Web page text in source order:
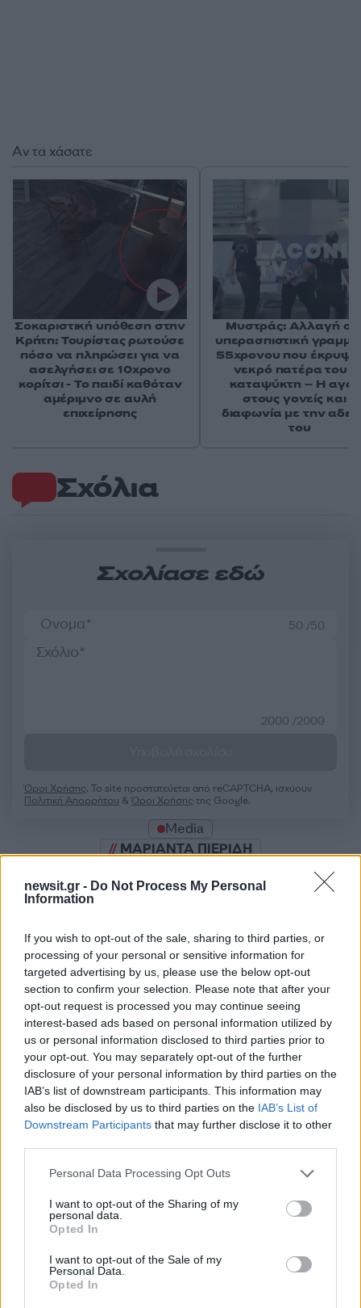
newsit.gr - Do Not Process My Personal
Information
If you wish to opt-out of the sale, sharing to third parties, or
processing of your personal or sensitive information for
targeted advertising by us, please use the below opt-out
section to confirm your selection. Please note that after your
opt-out request is processed you may continue seeing
interest-based ads based on personal information utilized by
us or personal information disclosed to third parties prior to
your opt-out. You may separately opt-out of the further
disclosure of your personal information by third parties on the
IAB’s list of downstream participants. This information may
also be disclosed by us to third parties on the IAB’s List of
Downstream Participants that may further disclose it to other
Please note that this website/app uses one or more Google
not limited to your visit or usage behaviour. You may click to
grant or deny consent to Google and its third-party tags to
use your data for below specified purposes in below Google
consent section.
Personal Data Processing Opt Outs
I want to opt-out of the Sharing of my
personal data.
Opted In
I want to opt-out of the Sale of my
Personal Data.
Opted In
Σχόλια
Σχολίασε εδώ
50 /50
2000 /2000
Όροι Χρήσης. Το site προστατεύεται από reCAPTCHA, ισχύουν
Πολιτική Απορρήτου &Όροι Χρήσης της Google.
Media
ΜΑΡΙΑΝΤΑ ΠΙΕΡΙΔΗ
Share:
ενημερωθείτε πρώτοι για όλη την ειδησεογραφία και τα
τελευταία νέατης ημέρας
Αν τα χάσατε
Σοκαριστική υπόθεση στην
Κρήτη: Τουρίστας ρωτούσε
πόσο να πληρώσει για να
ασελγήσει σε 10χρονο
κορίτσι - Το παιδί καθόταν
αμέριμνο σε αυλή
επιχείρησης
Μυστράς: Αλλαγή
υπερασπιστική
55χρονου που έκρυψε
νεκρό πατέρα του
καταψύκτη – Η
στους γονείς και η
διαφωνία με την
του
Πιο δημοφιλή
1 Σέρρες: Βίντεο ντοκουμέντο από το
τροχαίο με νεκρούς μητέρα και γιο – Ο
οδηγός του φορτηγού κατέγραψε τη
σύγκρουση
μελτέμια - Οι περιοχές που θα είναι πιο
έντονα τα φαινόμενα
Στα Χανιά για ολιγοήμερες διακοπές ο
Κυριάκος Μητσοτάκης με την σύζυγό του
Μαρέβα
Marfin: Η 46χρονη πήρε προθεσμία για να
απολογηθεί την Τρίτη – «Είναι αθώα,
συμμετείχε στη διαδήλωση όπως και